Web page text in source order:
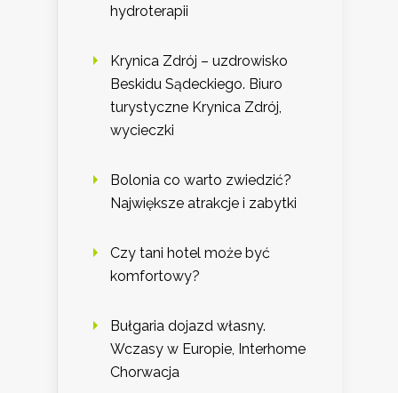
hydroterapii
Krynica Zdrój – uzdrowisko
Beskidu Sądeckiego. Biuro
turystyczne Krynica Zdrój,
wycieczki
Bolonia co warto zwiedzić?
Największe atrakcje i zabytki
Czy tani hotel może być
komfortowy?
Bułgaria dojazd własny.
Wczasy w Europie, Interhome
Chorwacja